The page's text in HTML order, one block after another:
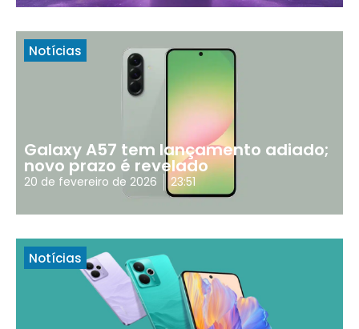
Notícias
Galaxy A57 tem lançamento adiado;
novo prazo é revelado
20 de fevereiro de 2026 23:51
Notícias